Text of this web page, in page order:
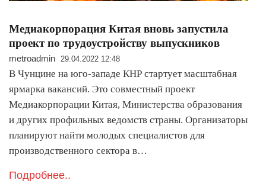
Медиакорпорация Китая вновь запустила
проект по трудоустройству выпускников
metroadmin 29.04.2022 12:48
В Чунцине на юго-западе КНР стартует масштабная
ярмарка вакансий. Это совместный проект
Медиакорпорации Китая, Министерства образования
и других профильных ведомств страны. Организаторы
планируют найти молодых специалистов для
производственного сектора в…
Подробнее..